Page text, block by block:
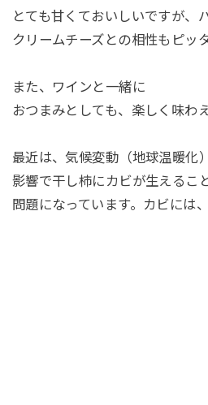
とても甘くておいしいですが、
クリームチーズとの相性もピッ
また、ワインと一緒に
おつまみとしても、楽しく味わえ
最近は、気候変動（地球温暖化
影響で干し柿にカビが生えるこ
問題になっています。カビには